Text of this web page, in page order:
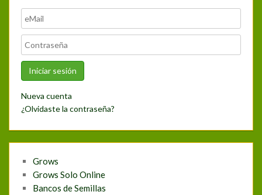
Nueva cuenta
¿Olvidaste la contraseña?
Grows
Grows Solo Online
Bancos de Semillas